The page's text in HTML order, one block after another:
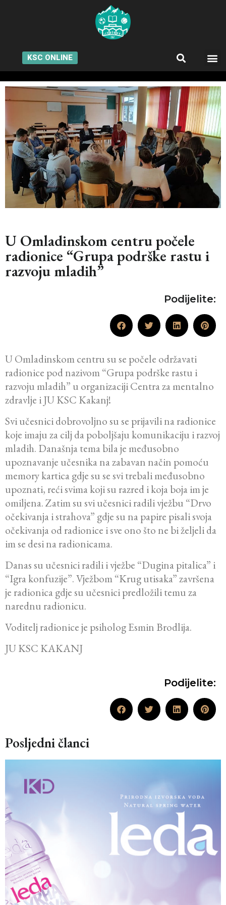
KSC ONLINE
U Omladinskom centru počele
radionice “Grupa podrške rastu i
razvoju mladih”
Podijelite:
U Omladinskom centru su se počele održavati
radionice pod nazivom “Grupa podrške rastu i
razvoju mladih” u organizaciji Centra za mentalno
zdravlje i JU KSC Kakanj!
Svi učesnici dobrovoljno su se prijavili na radionice
koje imaju za cilj da poboljšaju komunikaciju i razvoj
mladih. Današnja tema bila je međusobno
upoznavanje učesnika na zabavan način pomoću
memory kartica gdje su se svi trebali međusobno
upoznati, reći svima koji su razred i koja boja im je
omiljena. Zatim susvi učesnici radili vježbu “Drvo
očekivanja i strahova” gdje su na papire pisali svoja
očekivanja od radionice i sve ono što ne bi željeli da
im se desi na radionicama.
Danas su učesnici radili i vježbe “Dugina pitalica” i
“Igra konfuzije”. Vježbom “Krug utisaka” završena
je radionica gdje su učesnici predložili temu za
narednu radionicu.
Voditelj radionice je psiholog Esmin Brodlija.
JU KSC KAKANJ
Podijelite:
Posljedni članci